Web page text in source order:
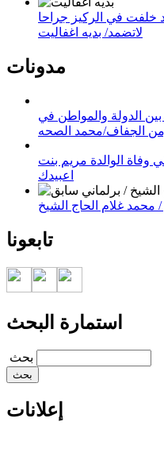
خلفت في الركيز جراحا
لاتضمد/ بديه اغفاليت
مدونات
بين الدولة والمواطن في
الجفاف/محمد الصحه
وفاة الوالدة مريم بنت
اعبيدك
/ محمد غلام الحاج الشيخ
تابعونا
استمارة البحث
‏بحث ‏
إعلانات